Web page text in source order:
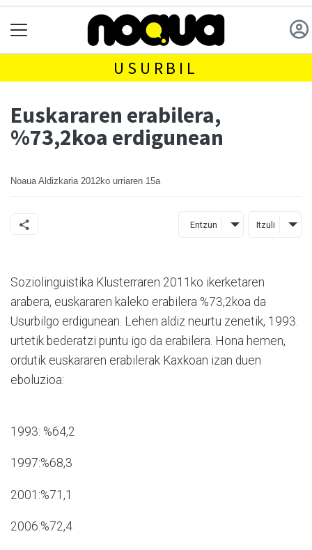
USURBIL
Euskararen erabilera,
%73,2koa erdigunean
Noaua Aldizkaria 2012ko urriaren 15a
Entzun Itzuli
Soziolinguistika Klusterraren 2011ko ikerketaren
arabera, euskararen kaleko erabilera %73,2koa da
Usurbilgo erdigunean. Lehen aldiz neurtu zenetik, 1993.
urtetik bederatzi puntu igo da erabilera. Hona hemen,
ordutik euskararen erabilerak Kaxkoan izan duen
eboluzioa:
1993: %64,2
1997:%68,3
2001:%71,1
2006:%72,4